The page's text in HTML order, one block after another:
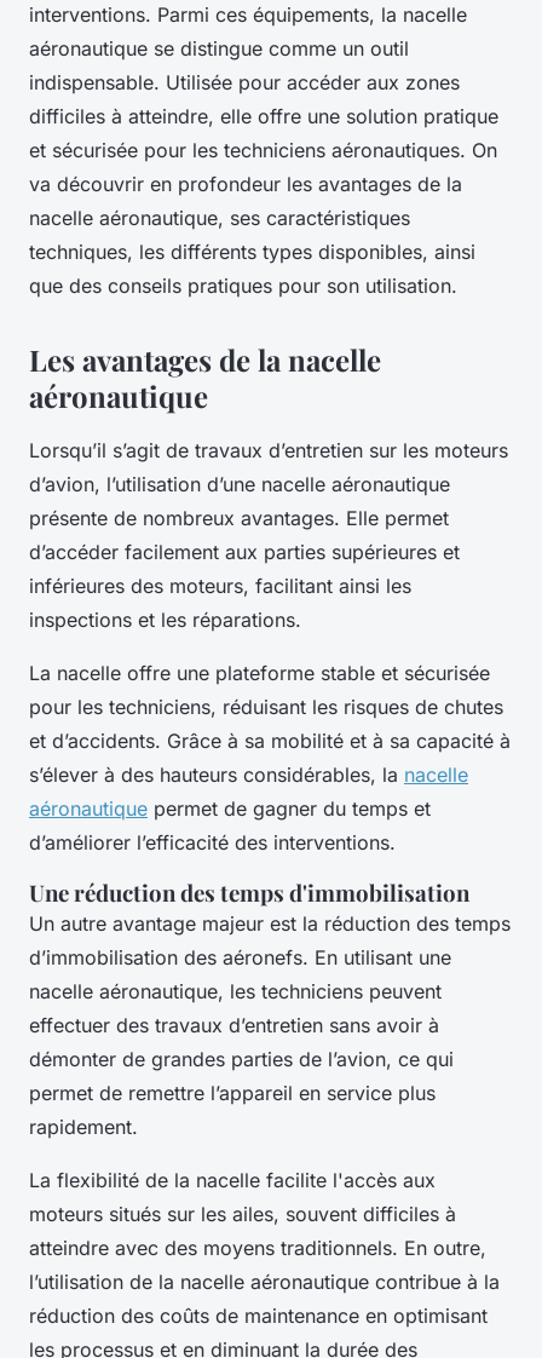
interventions. Parmi ces équipements, la nacelle
aéronautique se distingue comme un outil
indispensable. Utilisée pour accéder aux zones
difficiles à atteindre, elle offre une solution pratique
et sécurisée pour les techniciens aéronautiques. On
va découvrir en profondeur les avantages de la
nacelle aéronautique, ses caractéristiques
techniques, les différents types disponibles, ainsi
que des conseils pratiques pour son utilisation.
Les avantages de la nacelle
aéronautique
Lorsqu’il s’agit de travaux d’entretien sur les moteurs
d’avion, l’utilisation d’une nacelle aéronautique
présente de nombreux avantages. Elle permet
d’accéder facilement aux parties supérieures et
inférieures des moteurs, facilitant ainsi les
inspections et les réparations.
La nacelle offre une plateforme stable et sécurisée
pour les techniciens, réduisant les risques de chutes
et d’accidents. Grâce à sa mobilité et à sa capacité à
s’élever à des hauteurs considérables, la nacelle
aéronautique permet de gagner du temps et
d’améliorer l’efficacité des interventions.
Une réduction des temps d'immobilisation
Un autre avantage majeur est la réduction des temps
d’immobilisation des aéronefs. En utilisant une
nacelle aéronautique, les techniciens peuvent
effectuer des travaux d’entretien sans avoir à
démonter de grandes parties de l’avion, ce qui
permet de remettre l’appareil en service plus
rapidement.
La flexibilité de la nacelle facilite l'accès aux
moteurs situés sur les ailes, souvent difficiles à
atteindre avec des moyens traditionnels. En outre,
l’utilisation de la nacelle aéronautique contribue à la
réduction des coûts de maintenance en optimisant
les processus et en diminuant la durée des